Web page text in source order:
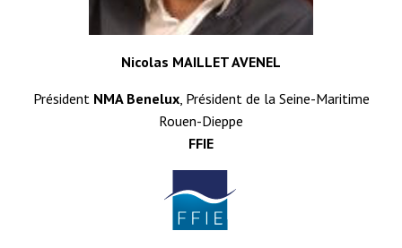
Nicolas MAILLET AVENEL
Président NMA Benelux, Président de la Seine-Maritime
Rouen-Dieppe
FFIE